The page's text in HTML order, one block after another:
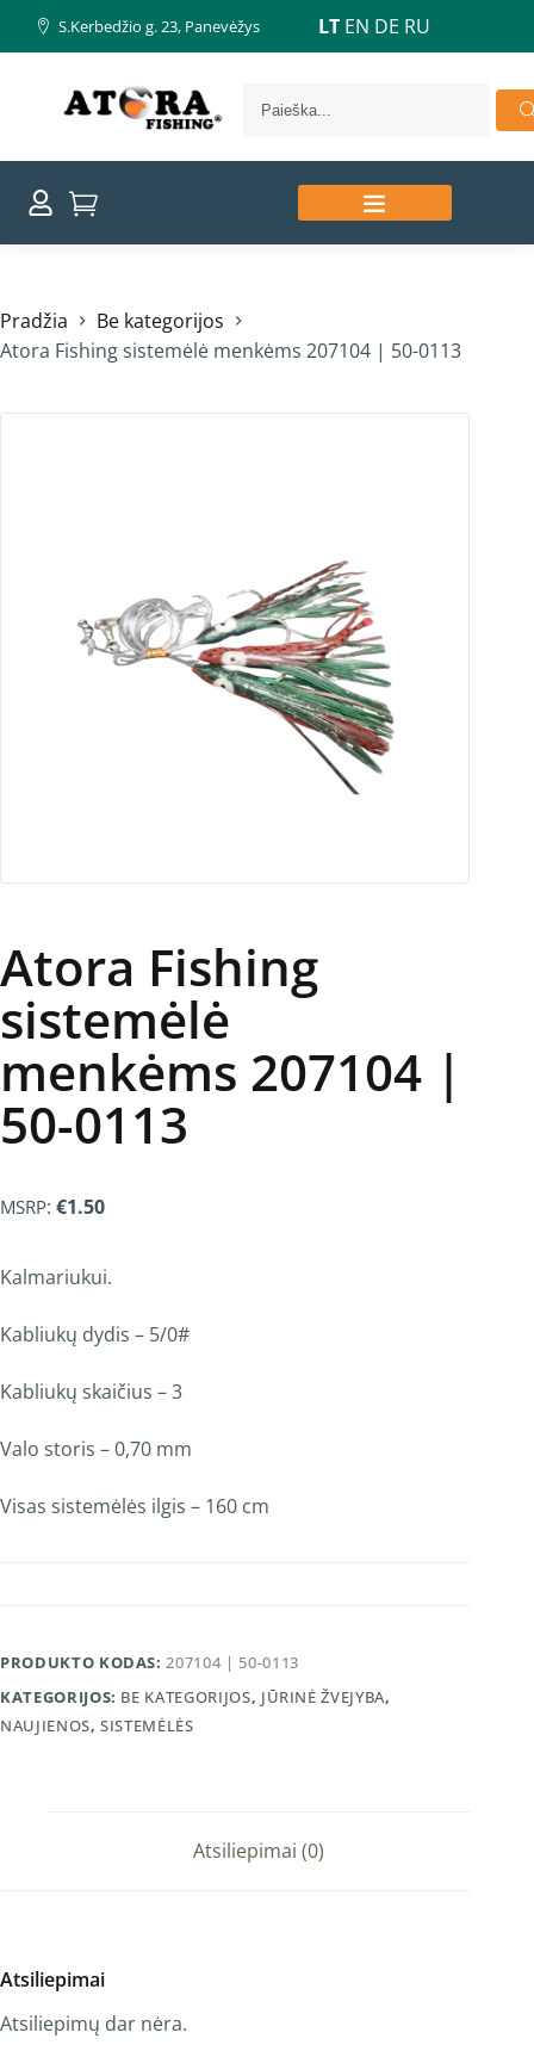
S.Kerbedžio g. 23, Panevėžys LT EN DE RU
Pradžia
Be kategorijos
Atora Fishing sistemėlė menkėms 207104 | 50-0113
Atora Fishing
sistemėlė
menkėms 207104 |
50-0113
MSRP: €1.50
Kalmariukui.
Kabliukų dydis – 5/0#
Kabliukų skaičius – 3
Valo storis – 0,70 mm
Visas sistemėlės ilgis – 160 cm
PRODUKTO KODAS:207104 | 50-0113
KATEGORIJOS: BE KATEGORIJOS, JŪRINĖ ŽVEJYBA,
NAUJIENOS,SISTEMĖLĖS
Atsiliepimai (0)
Atsiliepimai
Atsiliepimų dar nėra.